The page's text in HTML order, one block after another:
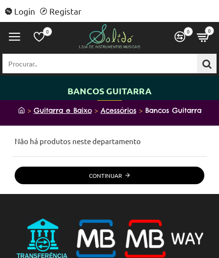
Login Registar
0 0 0
Procurar..
BANCOS GUITARRA
h
e
Guitarra e Baixo Acessórios Bancos Guitarra
Não há produtos neste departamento
CONTINUAR